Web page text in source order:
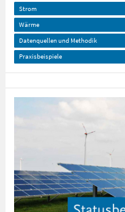
Strom
Wärme
Datenquellen und Methodik
Praxisbeispiele